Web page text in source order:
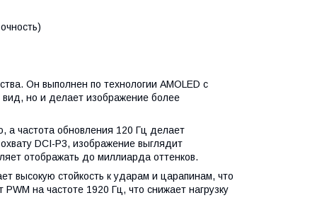
Он выполнен по технологии AMOLED с
вид, но и делает изображение более
а частота обновления 120 Гц делает
DCI-P3, изображение выглядит
отображать до миллиарда оттенков.
высокую стойкость к ударам и царапинам, что
на частоте 1920 Гц, что снижает нагрузку